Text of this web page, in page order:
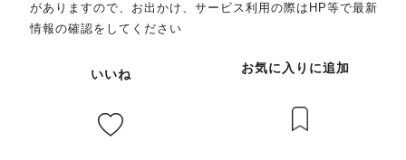
がありますので、お出かけ、サービス利用の際はHP等で最新
情報の確認をしてください
いいね お気に入りに追加